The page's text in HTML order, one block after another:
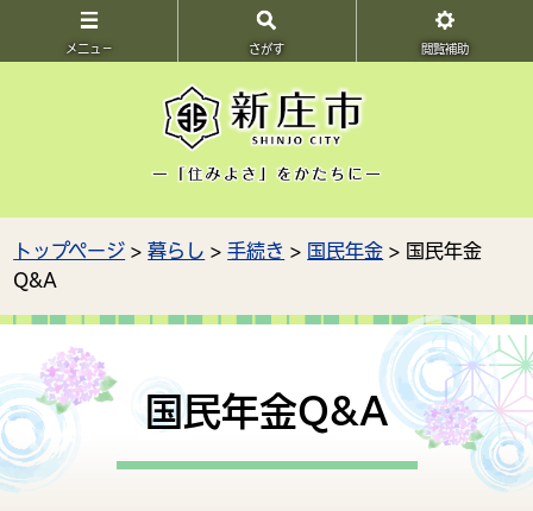
メニュ－ さがす 閲覧補助
トップページ >暮らし >手続き > 国民年金 > 国民年金
Q&A
国民年金Q&A